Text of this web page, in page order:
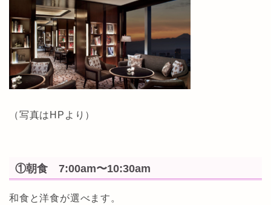
（写真はHPより）
①朝食 7:00am〜10:30am
和食と洋食が選べます。